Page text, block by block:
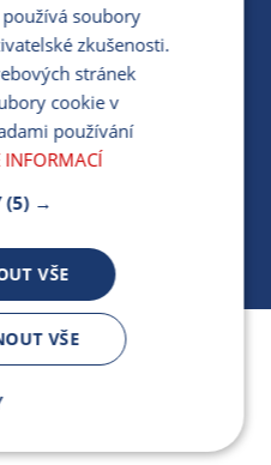
a členem Asociace
energií.
SMLOUVĚ
154
17:00
soubory
zkušenosti.
stránek
cookie v
používání
INFORMACÍ
(5) →
VŠE
VŠE
Výkonnostní